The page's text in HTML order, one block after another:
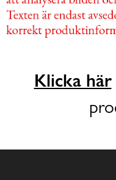
Klicka här